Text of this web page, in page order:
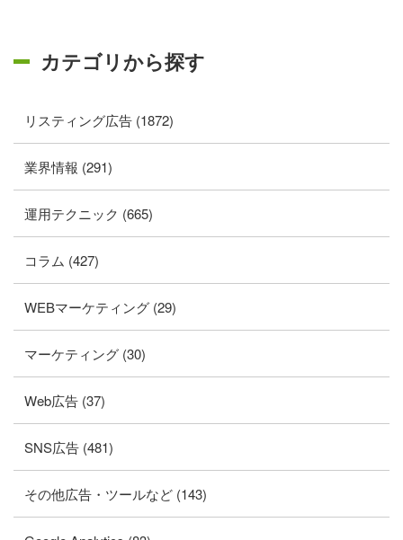
カテゴリから探す
リスティング広告 (1872)
業界情報 (291)
運用テクニック (665)
コラム (427)
WEBマーケティング (29)
マーケティング (30)
Web広告 (37)
SNS広告 (481)
その他広告・ツールなど (143)